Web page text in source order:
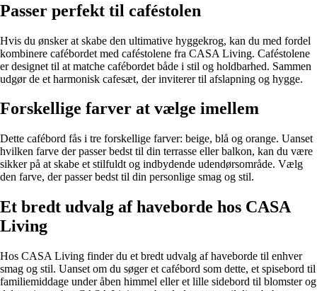
Passer perfekt til caféstolen
Hvis du ønsker at skabe den ultimative hyggekrog, kan du med fordel
kombinere cafébordet med caféstolene fra CASA Living. Caféstolene
er designet til at matche cafébordet både i stil og holdbarhed. Sammen
udgør de et harmonisk cafesæt, der inviterer til afslapning og hygge.
Forskellige farver at vælge imellem
Dette cafébord fås i tre forskellige farver: beige, blå og orange. Uanset
hvilken farve der passer bedst til din terrasse eller balkon, kan du være
sikker på at skabe et stilfuldt og indbydende udendørsområde. Vælg
den farve, der passer bedst til din personlige smag og stil.
Et bredt udvalg af haveborde hos CASA
Living
Hos CASA Living finder du et bredt udvalg af haveborde til enhver
smag og stil. Uanset om du søger et cafébord som dette, et spisebord til
familiemiddage under åben himmel eller et lille sidebord til blomster og